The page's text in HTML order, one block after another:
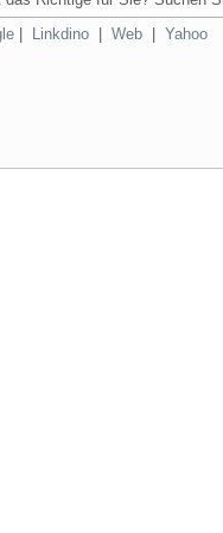
Linkdino Web Yahoo